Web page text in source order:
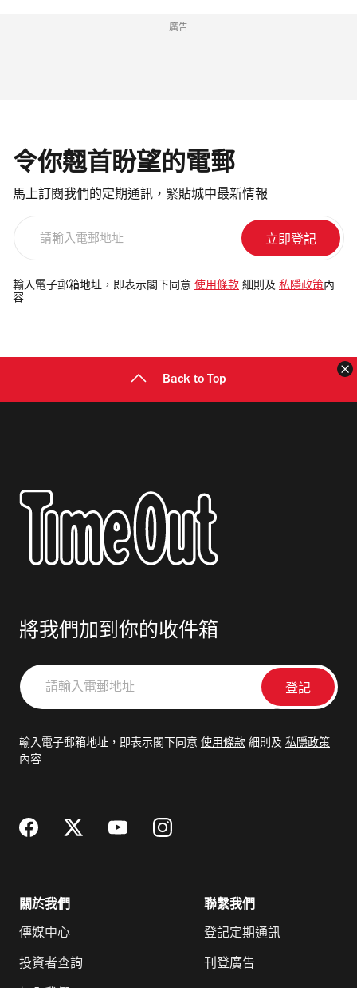
廣告
令你翹首盼望的電郵
馬上訂閱我們的定期通訊，緊貼城中最新情報
電
郵
輸入電子郵箱地址，即表示閣下同意 使用條款 細則及 私隱政策 內
容
Back to Top
將我們加到你的收件箱
請
輸
郵
輸入電子郵箱地址，即表示閣下同意 使用條款 細則及 私隱政策
內容
關於我們
傳媒中心
投資者查詢
聯繫我們
登記定期通訊
刊登廣告